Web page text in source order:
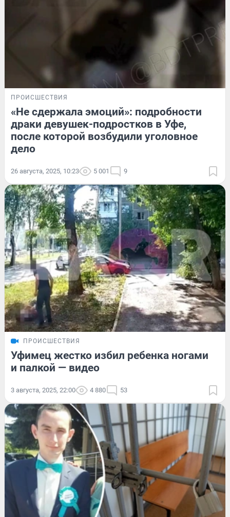
ПРОИСШЕСТВИЯ
«Не сдержала эмоций»: подробности
драки девушек-подростков в Уфе,
после которой возбудили уголовное
дело
26 августа, 2025, 10:23 5 001 9
ПРОИСШЕСТВИЯ
Уфимец жестко избил ребенка ногами
и палкой — видео
3 августа, 2025, 22:00 4 880 53